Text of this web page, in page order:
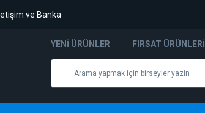
ve Banka
YENI ÜRÜNLER FIRSAT ÜRÜNLERI